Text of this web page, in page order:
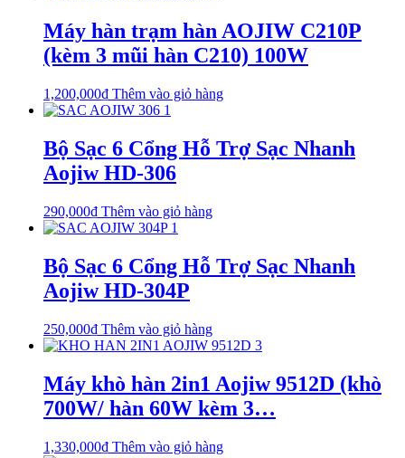
Máy hàn trạm hàn AOJIW C210P
(kèm 3 mũi hàn C210) 100W
1,200,000₫ Thêm vào giỏ hàng
Bộ Sạc 6 Cổng Hỗ Trợ Sạc Nhanh
Aojiw HD-306
290,000₫ Thêm vào giỏ hàng
Bộ Sạc 6 Cổng Hỗ Trợ Sạc Nhanh
Aojiw HD-304P
250,000₫ Thêm vào giỏ hàng
Máy khò hàn 2in1 Aojiw 9512D (khò
700W/ hàn 60W kèm 3…
1,330,000₫ Thêm vào giỏ hàng